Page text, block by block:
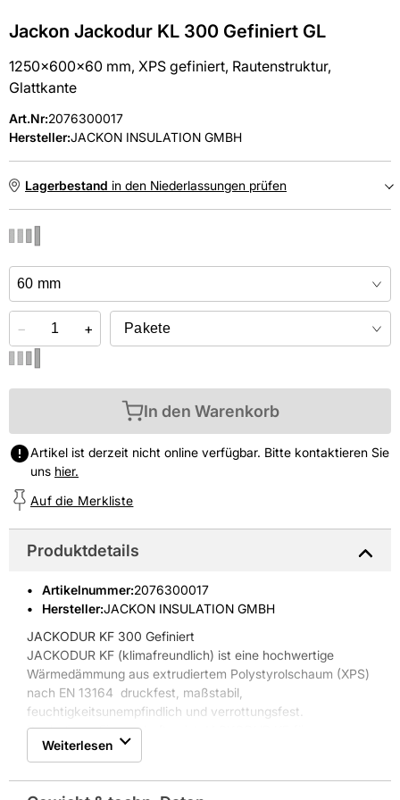
Jackon Jackodur KL 300 Gefiniert GL
1250x600x60 mm, XPS gefiniert, Rautenstruktur,
Glattkante
Art.Nr:2076300017
Hersteller:JACKON INSULATION GMBH
Lagerbestand in den Niederlassungen prüfen
Online kaufen &
− +
In den Warenkorb
Artikel ist derzeit nicht online verfügbar. Bitte kontaktieren Sie
uns hier.
Auf die Merkliste
Produktdetails
Artikelnummer:2076300017
Hersteller:JACKON INSULATION GMBH
JACKODUR KF 300 Gefiniert
JACKODUR KF (klimafreundlich) ist eine hochwertige
Wärmedämmung aus extrudiertem Polystyrolschaum (XPS)
nach EN 13164  druckfest, maßstabil,
feuchtigkeitsunempfindlich und verrottungsfest.
Dank dieser Eigenschaften ist JACKODUR KF für
unterschiedliche Bauanwendungen einsetzbar. Die
Wärmedämmung ist mit einer rauen, strukturierten
(gefinierten) Oberfläche versehen.
Weiterlesen